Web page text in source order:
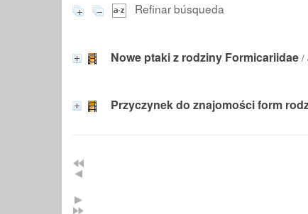
Refinar búsqueda
Nowe ptaki z rodziny Formicariidae /
Przyczynek do znajomości form